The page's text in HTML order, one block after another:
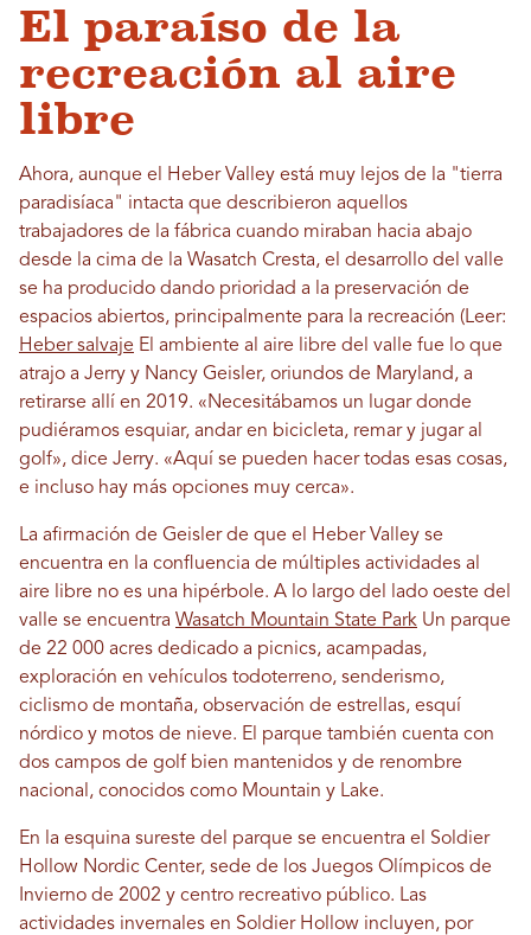
El paraíso de la
recreación al aire
libre
Ahora, aunque el Heber Valley está muy lejos de la "tierra
paradisíaca" intacta que describieron aquellos
trabajadores de la fábrica cuando miraban hacia abajo
desde la cima de la Wasatch Cresta, el desarrollo del valle
se ha producido dando prioridad a la preservación de
espacios abiertos, principalmente para la recreación (Leer:
Heber salvaje El ambiente al aire libre del valle fue lo que
atrajo a Jerry y Nancy Geisler, oriundos de Maryland, a
retirarse allí en 2019. «Necesitábamos un lugar donde
pudiéramos esquiar, andar en bicicleta, remar y jugar al
golf», dice Jerry. «Aquí se pueden hacer todas esas cosas,
e incluso hay más opciones muy cerca».
La afirmación de Geisler de que el Heber Valley se
encuentra en la confluencia de múltiples actividades al
aire libre no es una hipérbole. A lo largo del lado oeste del
valle se encuentra Wasatch Mountain State Park Un parque
de 22 000 acres dedicado a picnics, acampadas,
exploración en vehículos todoterreno, senderismo,
ciclismo de montaña, observación de estrellas, esquí
nórdico y motos de nieve. El parque también cuenta con
dos campos de golf bien mantenidos y de renombre
nacional, conocidos como Mountain y Lake.
En la esquina sureste del parque se encuentra el Soldier
Hollow Nordic Center, sede de los Juegos Olímpicos de
Invierno de 2002 y centro recreativo público. Las
actividades invernales en Soldier Hollow incluyen, por